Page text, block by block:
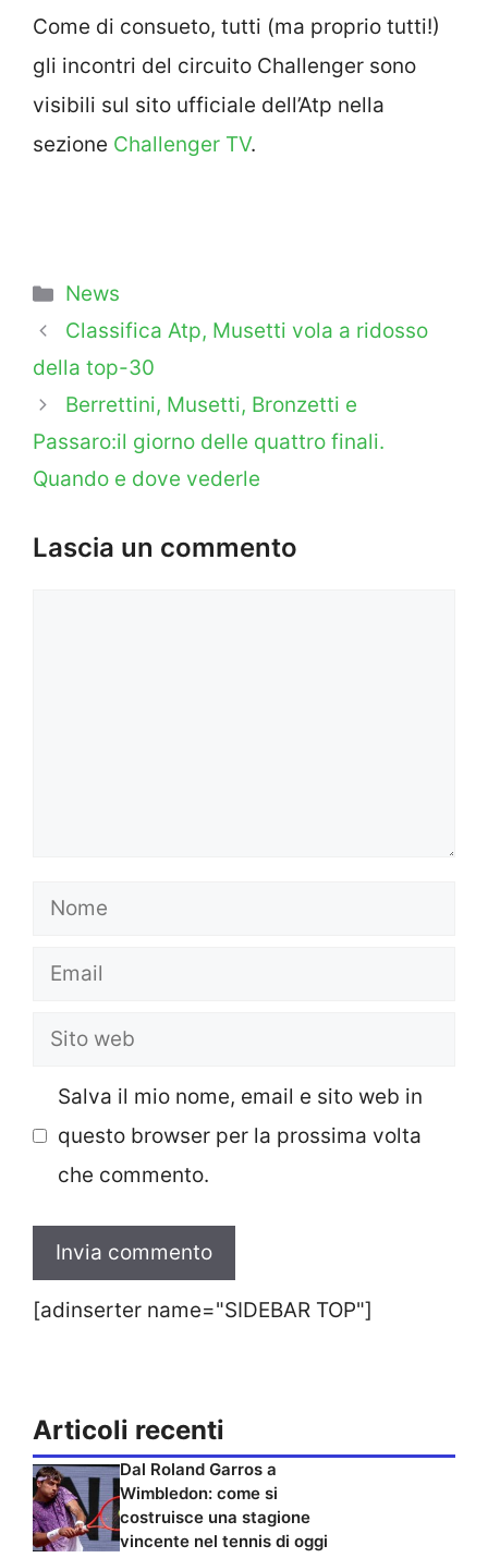
Come di consueto, tutti (ma proprio tutti!)
gli incontri del circuito Challenger sono
visibili sul sito ufficiale dell’Atp nella
sezione Challenger TV.
Categorie
News
Classifica Atp, Musetti vola a ridosso
della top-30
Berrettini, Musetti, Bronzetti e
Passaro:il giorno delle quattro finali.
Quando e dove vederle
Lascia un commento
Nome
Email
Sito
Salva il mio nome, email e sito web in
questo browser per la prossima volta
che commento.
[adinserter name="SIDEBAR TOP"]
Articoli recenti
Dal Roland Garros a
Wimbledon: come si
costruisce una stagione
vincente nel tennis di oggi